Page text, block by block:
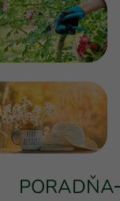
PORADŇA